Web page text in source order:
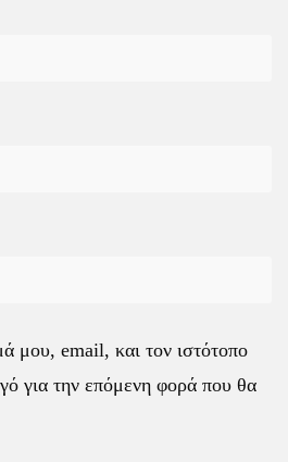
μου, email, και τον ιστότοπο
για την επόμενη φορά που θα